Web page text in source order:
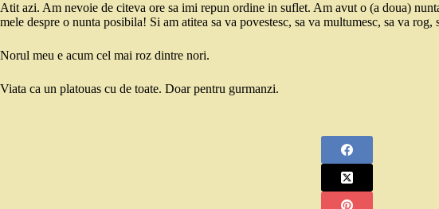
Atit azi. Am nevoie de citeva ore sa imi repun ordine in suflet. Am avut o (a doua)
mele despre o nunta posibila! Si am atitea sa va povestesc, sa va multumesc, sa va
Norul meu e acum cel mai roz dintre nori.
Viata ca un platouas cu de toate. Doar pentru gurmanzi.